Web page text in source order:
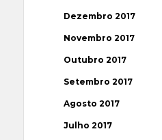
Dezembro 2017
Novembro 2017
Outubro 2017
Setembro 2017
Agosto 2017
Julho 2017